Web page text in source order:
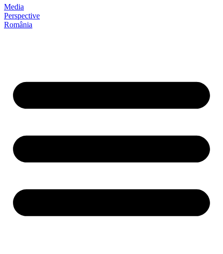
Media
Perspective
România